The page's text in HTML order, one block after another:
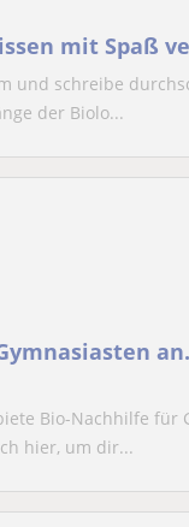
mit Spaß
und schreibe
der Biolo...
Bio-Nachhilfe für
hier, um dir...